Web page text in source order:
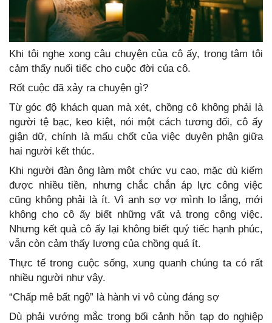
Khi tôi nghe xong câu chuyện của cô ấy, trong tâm tôi
cảm thấy nuối tiếc cho cuộc đời của cô.
Rốt cuộc đã xảy ra chuyện gì?
Từ góc độ khách quan mà xét, chồng cô không phải là
người tệ bạc, keo kiệt, nói một cách tương đối, cô ấy
giận dữ, chính là mấu chốt của việc duyên phận giữa
hai người kết thúc.
Khi người đàn ông làm một chức vụ cao, mặc dù kiếm
được nhiều tiền, nhưng chắc chắn áp lực công việc
cũng không phải là ít. Vì anh sợ vợ mình lo lắng, mới
không cho cô ấy biết những vất vả trong công việc.
Nhưng kết quả cô ấy lại không biết quý tiếc hạnh phúc,
vẫn còn cảm thấy lương của chồng quá ít.
Thực tế trong cuộc sống, xung quanh chúng ta có rất
nhiều người như vậy.
“Chấp mê bất ngộ” là hành vi vô cùng đáng sợ
Dù phải vướng mắc trong bối cảnh hỗn tạp do nghiệp